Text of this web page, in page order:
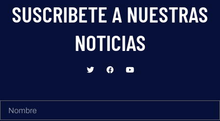
SUSCRIBETE A NUESTRAS
NOTICIAS